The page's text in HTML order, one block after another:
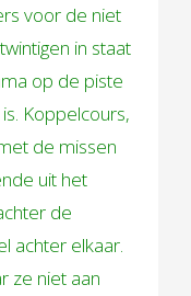
voor de niet
in staat
op de piste
Koppelcours,
de missen
uit het
de
achter elkaar.
ze niet aan